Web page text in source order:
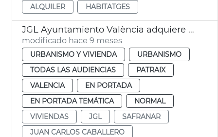
ALQUILER
HABITATGES
JGL Ayuntamiento València adquiere edificio para alquiler asequible
modificado hace 9 meses
URBANISMO Y VIVIENDA
URBANISMO
TODAS LAS AUDIENCIAS
PATRAIX
VALENCIA
EN PORTADA
EN PORTADA TEMÁTICA
NORMAL
VIVIENDAS
JGL
SAFRANAR
JUAN CARLOS CABALLERO